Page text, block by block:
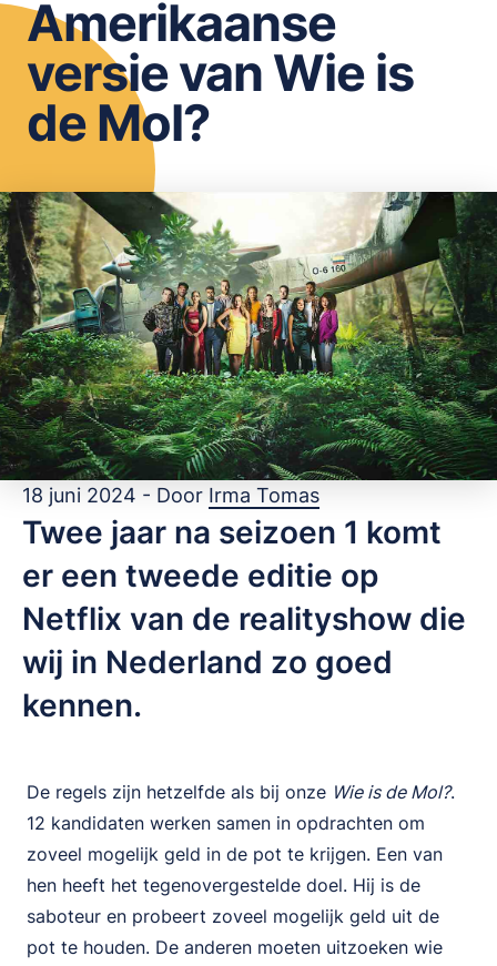
OPSLAAN
Amerikaanse
versie van Wie is
de Mol?
18 juni 2024 - Door Irma Tomas
Twee jaar na seizoen 1 komt
er een tweede editie op
Netflix van de realityshow die
wij in Nederland zo goed
kennen.
De regels zijn hetzelfde als bij onze Wie is de Mol?.
12 kandidaten werken samen in opdrachten om
zoveel mogelijk geld in de pot te krijgen. Een van
hen heeft het tegenovergestelde doel. Hij is de
saboteur en probeert zoveel mogelijk geld uit de
pot te houden. De anderen moeten uitzoeken wie